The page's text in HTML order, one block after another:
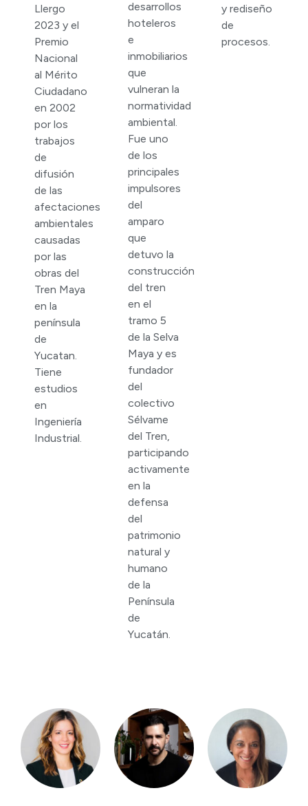
Llergo
2023 y el
Premio
Nacional
al Mérito
Ciudadano
en 2002
por los
trabajos
de
difusión
de las
afectaciones
ambientales
causadas
por las
obras del
Tren Maya
en la
península
de
Yucatan.
Tiene
estudios
en
Ingeniería
Industrial.
desarrollos
hoteleros
e
inmobiliarios
que
vulneran la
normatividad
ambiental.
Fue uno
de los
principales
impulsores
del
amparo
que
detuvo la
construcción
del tren
en el
tramo 5
de la Selva
Maya y es
fundador
del
colectivo
Sélvame
del Tren,
participando
activamente
en la
defensa
del
patrimonio
natural y
humano
de la
Península
de
Yucatán.
y rediseño
de
procesos.